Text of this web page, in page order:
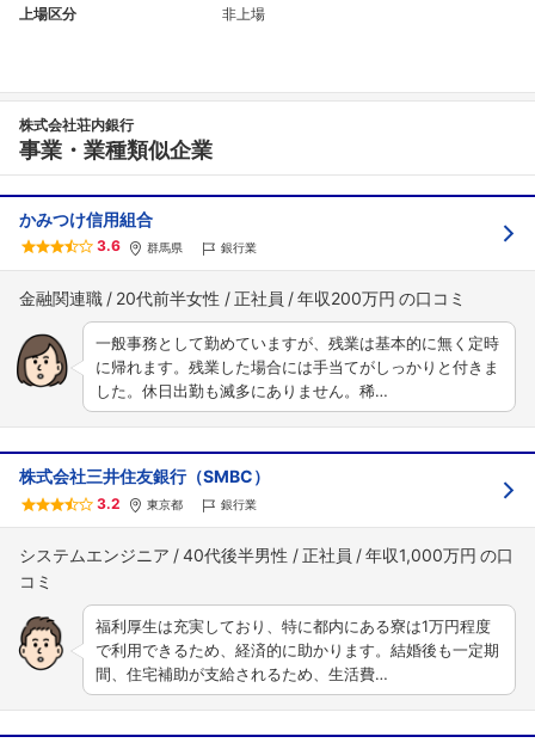
上場区分 非上場
株式会社荘内銀行
事業・業種類似企業
かみつけ信用組合
3.6 群馬県 銀行業
金融関連職 20代前半女性 正社員 年収200万円
一般事務として勤めていますが、残業は基本的に無く定時
に帰れます。残業した場合には手当てがしっかりと付きま
した。休日出勤も滅多にありません。稀…
株式会社三井住友銀行（SMBC）
3.2 東京都 銀行業
システムエンジニア 40代後半男性 正社員 年収1,000万円
福利厚生は充実しており、特に都内にある寮は1万円程度
で利用できるため、経済的に助かります。結婚後も一定期
間、住宅補助が支給されるため、生活費…